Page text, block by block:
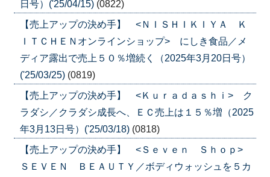
日号）('25/04/15) (0822)
【売上アップの決め手】 <ＮＩＳＨＩＫＩＹＡ Ｋ
ＩＴＣＨＥＮオンラインショップ> にしき食品／メ
ディア露出で売上５０％増続く（2025年3月20日号）
('25/03/25) (0819)
【売上アップの決め手】 <Ｋｕｒａｄａｓｈｉ> ク
ラダシ／クラダシ成長へ、ＥＣ売上は１５％増（2025
年3月13日号）('25/03/18) (0818)
【売上アップの決め手】 <Ｓｅｖｅｎ Ｓｈｏｐ>
ＳＥＶＥＮ ＢＥＡＵＴＹ／ボディウォッシュを５カ